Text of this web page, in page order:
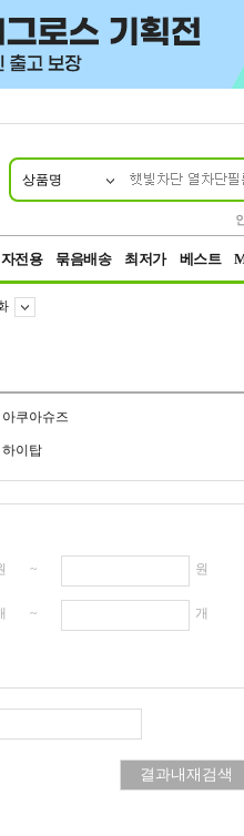
상품명
전용 묶음배송 최저가 베스트
아쿠아슈즈
하이탑
~ 원
~ 개